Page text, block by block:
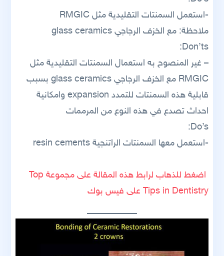
-استعمل السمنتات التقليدية مثل RMGIC
ملاحظة: مع الخزف الرجاجي glass ceramics
Don’ts:
– غير المنصوح به استعمال السمنتات التقليدية مثل
RMGIC مع الخزف الرجاجي glass ceramics بسبب
قابلية هذه السمنتات للتمدد expansion وامكانية
احداث تصدع في هذه النوع من المرممات
Do’s:
-استعمل معها السمنتات الراتنجية resin cements
اضغط للذهاب لرابط هذه المقالة على مجموعة Top
Tips in Dentistry على فيس بوك